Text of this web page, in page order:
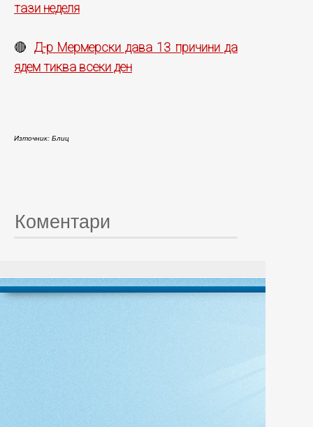
тази неделя
🔴 Д-р Мермерски дава 13 причини да
ядем тиква всеки ден
Източник: Блиц
Коментари